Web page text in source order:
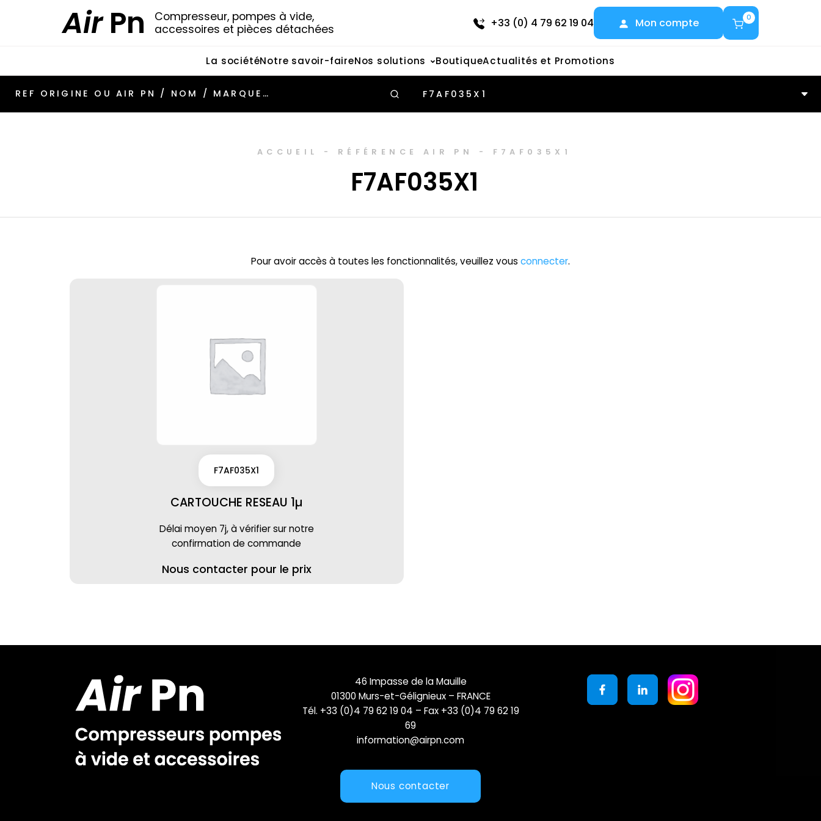
AirPn
Compresseur, pompes à vide,
accessoires et pièces détachées
+33 (0) 4 79 62 19 04 Mon compte 0
La sociétéNotre savoir-faireNos solutions BoutiqueActualités et Promotions
F7AF035X1
ACCUEIL - RÉFÉRENCE AIR PN - F7AF035X1
F7AF035X1
Pour avoir accès à toutes les fonctionnalités, veuillez vous connecter.
F7AF035X1
CARTOUCHE RESEAU 1µ
Délai moyen 7j, à vérifier sur notre
confirmation de commande
Nous contacter pour le prix
46 Impasse de la Mauille
01300 Murs-et-Gélignieux – FRANCE
Tél. +33 (0)4 79 62 19 04 – Fax +33 (0)4 79 62 19
69
information@airpn.com
Nous contacter